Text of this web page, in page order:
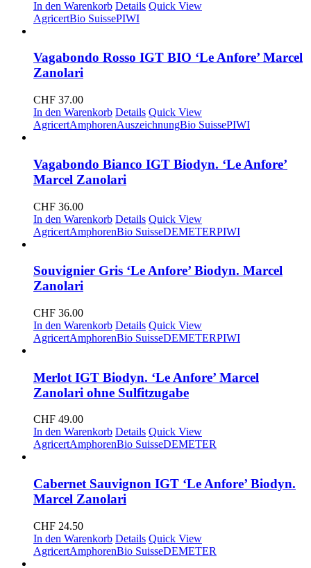
In den Warenkorb Details Quick View
AgricertBio SuissePIWI
Vagabondo Rosso IGT BIO ‘Le Anfore’ Marcel
Zanolari
CHF 37.00
In den Warenkorb Details Quick View
AgricertAmphorenAuszeichnungBio SuissePIWI
Vagabondo Bianco IGT Biodyn. ‘Le Anfore’
Marcel Zanolari
CHF 36.00
In den Warenkorb Details Quick View
AgricertAmphorenBio SuisseDEMETERPIWI
Souvignier Gris ‘Le Anfore’ Biodyn. Marcel
Zanolari
CHF 36.00
In den Warenkorb Details Quick View
AgricertAmphorenBio SuisseDEMETERPIWI
Merlot IGT Biodyn. ‘Le Anfore’ Marcel
Zanolari ohne Sulfitzugabe
CHF 49.00
In den Warenkorb Details Quick View
AgricertAmphorenBio SuisseDEMETER
Cabernet Sauvignon IGT ‘Le Anfore’ Biodyn.
Marcel Zanolari
CHF 24.50
In den Warenkorb Details Quick View
AgricertAmphorenBio SuisseDEMETER